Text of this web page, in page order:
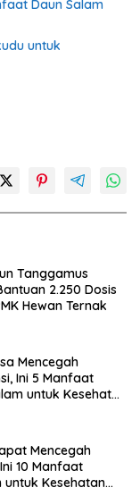
Daun Salam
untuk
Tanggamus
2.250 Dosis
Hewan Ternak
Mencegah
Ini 5 Manfaat
untuk Kesehatan
Mencegah
10 Manfaat
untuk Kesehatan